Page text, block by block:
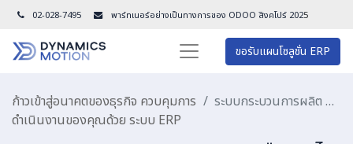
02-028-7495 พาร์ทเนอร์อย่างเป็นทางการของ ODOO สิงคโปร์ 2025
ขอรับแผนโซลูชั่น ERP
ก้าวเข้าสู่อนาคตของธุรกิจ ควบคุมการ
ดำเนินงานของคุณด้วย ระบบ ERP
ระบบกระบวนการผลิต คืออะไร ประกอบด้วยอะไรบ้าง